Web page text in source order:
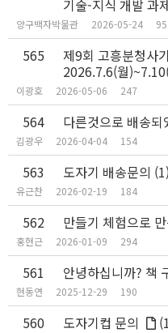
기술-지식 개발 과
양구백자박물관 2026-05-24 95
565
제9회 고흥분청사
2026.7.6(월
이광호 2026-05-06 247
564 다른것으로 배송되
김광우 2026-04-04 154
563 도자기 배송문의 (1)
유근찬 2026-02-19 184
562 만들기 체험으로
홍현근 2026-01-09 294
561 안녕하십니까? 책
현동연 2025-12-29 190
560 도자기컵 문의